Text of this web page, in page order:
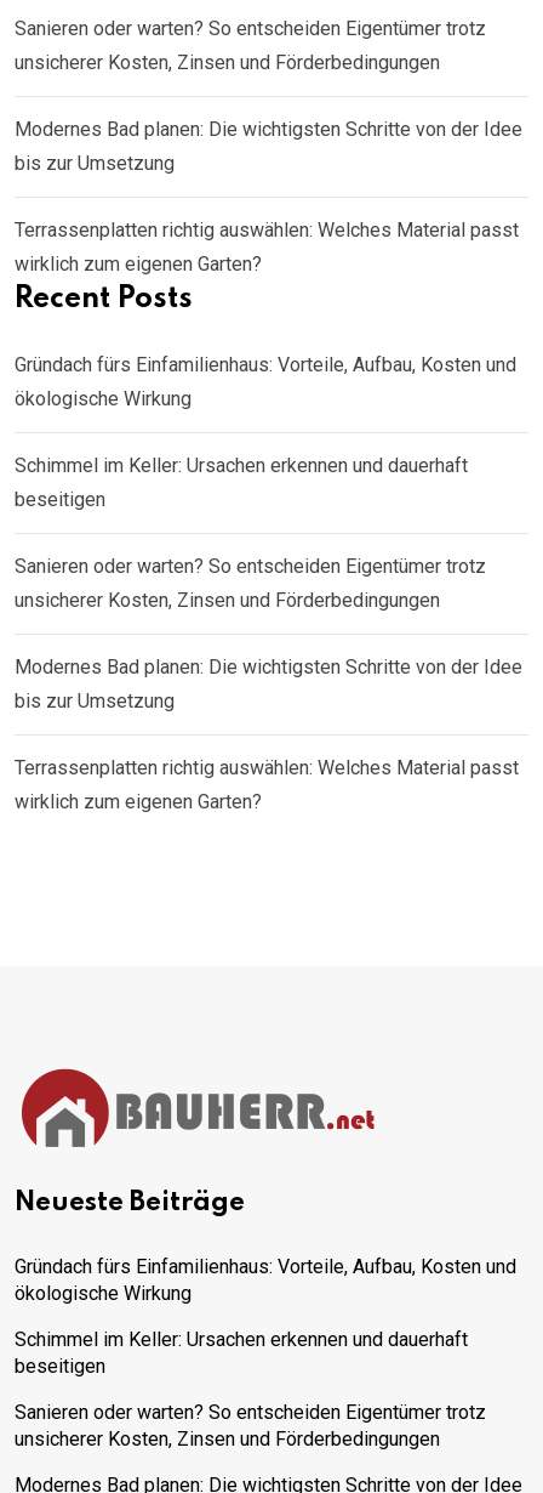
Sanieren oder warten? So entscheiden Eigentümer trotz
unsicherer Kosten, Zinsen und Förderbedingungen
Modernes Bad planen: Die wichtigsten Schritte von der Idee
bis zur Umsetzung
Terrassenplatten richtig auswählen: Welches Material passt
wirklich zum eigenen Garten?
Recent Posts
Gründach fürs Einfamilienhaus: Vorteile, Aufbau, Kosten und
ökologische Wirkung
Schimmel im Keller: Ursachen erkennen und dauerhaft
beseitigen
Sanieren oder warten? So entscheiden Eigentümer trotz
unsicherer Kosten, Zinsen und Förderbedingungen
Modernes Bad planen: Die wichtigsten Schritte von der Idee
bis zur Umsetzung
Terrassenplatten richtig auswählen: Welches Material passt
wirklich zum eigenen Garten?
Neueste Beiträge
Gründach fürs Einfamilienhaus: Vorteile, Aufbau, Kosten und
ökologische Wirkung
Schimmel im Keller: Ursachen erkennen und dauerhaft
beseitigen
Sanieren oder warten? So entscheiden Eigentümer trotz
unsicherer Kosten, Zinsen und Förderbedingungen
Modernes Bad planen: Die wichtigsten Schritte von der Idee